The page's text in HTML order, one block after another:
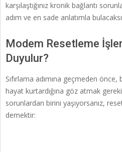
karşılaştığınız kronik bağlantı
adım ve en sade anlatımla
Modem Resetleme
Duyulur?
Sıfırlama adımına geçmeden
hayat kurtardığına göz atmak
sorunlardan birini yaşıyorsanız,
demektir: